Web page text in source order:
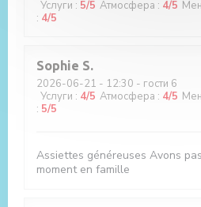
Услуги : 5/5 Атмосфера : 4/5
: 4/5
Sophie S
2026-06-21 - 12:30 - гости 6
Услуги : 4/5 Атмосфера : 4/5
: 5/5
Assiettes généreuses Avons
moment en famille